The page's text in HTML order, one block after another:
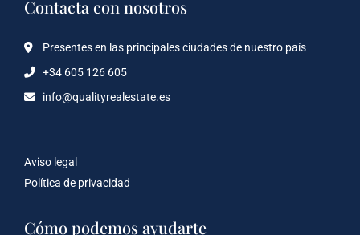
Contacta con nosotros
Presentes en las principales ciudades de nuestro país
+34 605 126 605
info@qualityrealestate.es
Aviso legal
Política de privacidad
Cómo podemos ayudarte